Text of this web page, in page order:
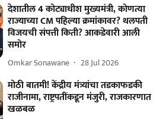
देशातील 4 कोट्याधीश मुख्यमंत्री, कोणत्या
राज्याच्या CM पहिल्या क्रमांकावर? थलपती
विजयची संपत्ती किती? आकडेवारी आली
समोर
Omkar Sonawane 28 Jul 2026
मोठी बातमी! केंद्रीय मंत्र्यांचा तडकाफडकी
राजीनामा, राष्ट्रपतींकडून मंजुरी, राजकारणात
खळबळ